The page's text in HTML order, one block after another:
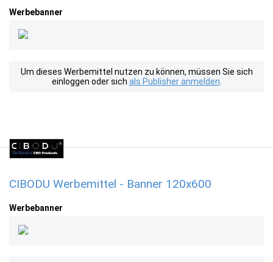
Werbebanner
Um dieses Werbemittel nutzen zu können, müssen Sie sich
einloggen oder sich als Publisher anmelden
CIBODU Werbemittel - Banner 120x600
Werbebanner